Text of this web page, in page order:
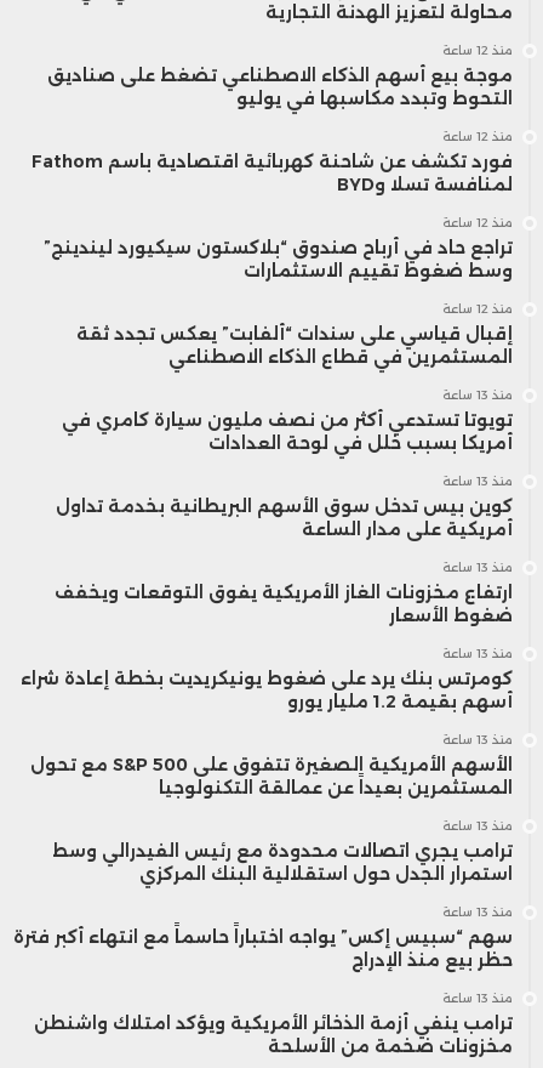
محاولة لتعزيز الهدنة التجارية
منذ 12 ساعة
موجة بيع أسهم الذكاء الاصطناعي تضغط على صناديق
التحوط وتبدد مكاسبها في يوليو
منذ 12 ساعة
فورد تكشف عن شاحنة كهربائية اقتصادية باسم Fathom
لمنافسة تسلا وBYD
منذ 12 ساعة
تراجع حاد في أرباح صندوق “بلاكستون سيكيورد ليندينج”
وسط ضغوط تقييم الاستثمارات
منذ 12 ساعة
إقبال قياسي على سندات “ألفابت” يعكس تجدد ثقة
المستثمرين في قطاع الذكاء الاصطناعي
منذ 13 ساعة
تويوتا تستدعي أكثر من نصف مليون سيارة كامري في
أمريكا بسبب خلل في لوحة العدادات
منذ 13 ساعة
كوين بيس تدخل سوق الأسهم البريطانية بخدمة تداول
أمريكية على مدار الساعة
منذ 13 ساعة
ارتفاع مخزونات الغاز الأمريكية يفوق التوقعات ويخفف
ضغوط الأسعار
منذ 13 ساعة
كومرتس بنك يرد على ضغوط يونيكريديت بخطة إعادة شراء
أسهم بقيمة 1.2 مليار يورو
منذ 13 ساعة
الأسهم الأمريكية الصغيرة تتفوق على S&P 500 مع تحول
المستثمرين بعيداً عن عمالقة التكنولوجيا
منذ 13 ساعة
ترامب يجري اتصالات محدودة مع رئيس الفيدرالي وسط
استمرار الجدل حول استقلالية البنك المركزي
منذ 13 ساعة
سهم “سبيس إكس” يواجه اختباراً حاسماً مع انتهاء أكبر فترة
حظر بيع منذ الإدراج
منذ 13 ساعة
ترامب ينفي أزمة الذخائر الأمريكية ويؤكد امتلاك واشنطن
مخزونات ضخمة من الأسلحة